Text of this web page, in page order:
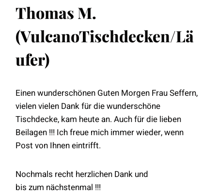
Thomas M.
(VulcanoTischdecken/Lä
ufer)
Einen wunderschönen Guten Morgen Frau Seffern,
vielen vielen Dank für die wunderschöne
Tischdecke, kam heute an. Auch für die lieben
Beilagen !!! Ich freue mich immer wieder, wenn
Post von Ihnen eintrifft.
Nochmals recht herzlichen Dank und
bis zum nächstenmal !!!